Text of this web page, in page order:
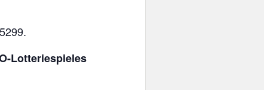
Lotteriespieles